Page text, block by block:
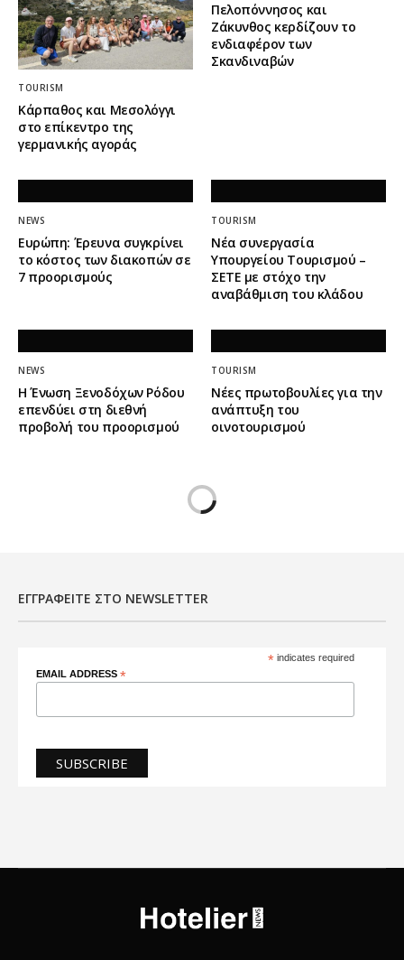
TOURISM
Κάρπαθος και Μεσολόγγι
στο επίκεντρο της
γερμανικής αγοράς
Πελοπόννησος και
Ζάκυνθος κερδίζουν το
ενδιαφέρον των
Σκανδιναβών
NEWS
Ευρώπη: Έρευνα συγκρίνει
το κόστος των διακοπών σε
7 προορισμούς
TOURISM
Νέα συνεργασία
Υπουργείου Τουρισμού –
ΣΕΤΕ με στόχο την
αναβάθμιση του κλάδου
NEWS
Η Ένωση Ξενοδόχων Ρόδου
επενδύει στη διεθνή
προβολή του προορισμού
TOURISM
Νέες πρωτοβουλίες για την
ανάπτυξη του
οινοτουρισμού
ΕΓΓΡΑΦΕΊΤΕ ΣΤΟ NEWSLETTER
* indicates required
EMAIL ADDRESS *